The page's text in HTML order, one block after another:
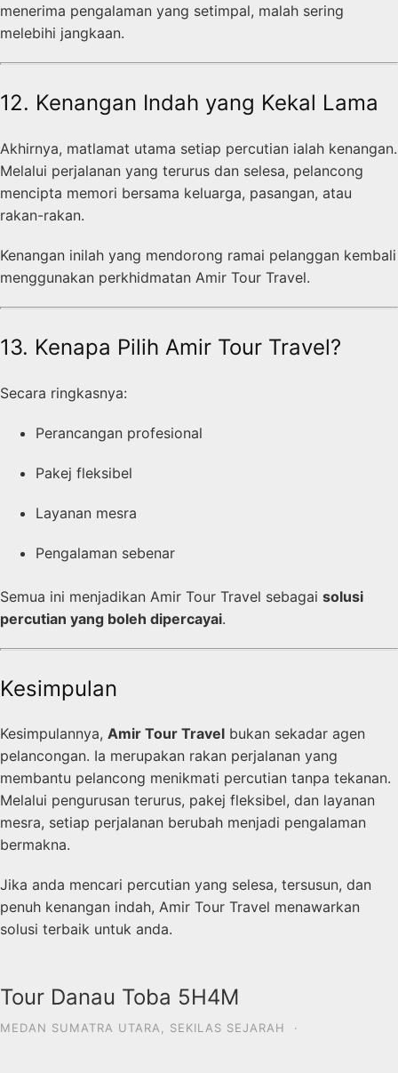
menerima pengalaman yang setimpal, malah sering
melebihi jangkaan.
12. Kenangan Indah yang Kekal Lama
Akhirnya, matlamat utama setiap percutian ialah kenangan.
Melalui perjalanan yang terurus dan selesa, pelancong
mencipta memori bersama keluarga, pasangan, atau
rakan-rakan.
Kenangan inilah yang mendorong ramai pelanggan kembali
menggunakan perkhidmatan Amir Tour Travel.
13. Kenapa Pilih Amir Tour Travel?
Secara ringkasnya:
Perancangan profesional
Pakej fleksibel
Layanan mesra
Pengalaman sebenar
Semua ini menjadikan Amir Tour Travel sebagai solusi
percutian yang boleh dipercayai.
Kesimpulan
Kesimpulannya, Amir Tour Travel bukan sekadar agen
pelancongan. Ia merupakan rakan perjalanan yang
membantu pelancong menikmati percutian tanpa tekanan.
Melalui pengurusan terurus, pakej fleksibel, dan layanan
mesra, setiap perjalanan berubah menjadi pengalaman
bermakna.
Jika anda mencari percutian yang selesa, tersusun, dan
penuh kenangan indah, Amir Tour Travel menawarkan
solusi terbaik untuk anda.
Tour Danau Toba 5H4M
MEDAN SUMATRA UTARA, SEKILAS SEJARAH ·